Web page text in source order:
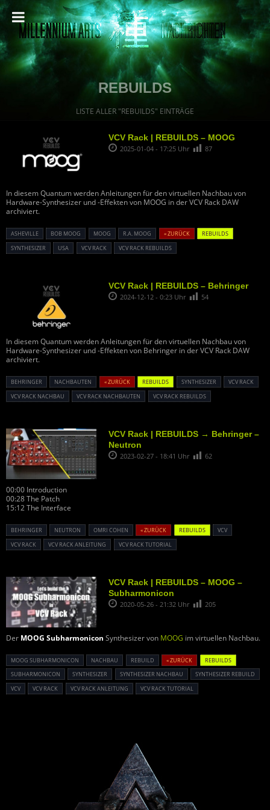
REBUILDS
LISTE ALLER "REBUILDS" EINTRÄGE
VCV Rack | REBUILDS – MOOG
2025-01-04 - 17:25 Uhr 87
In diesem Quantum werden Anleitungen für den virtuellen Nachbau von
Hardware-Synthesizer und -Effekten von MOOG in der VCV Rack DAW
archiviert.
ASHEVILLE BOB MOOG MOOG R.A. MOOG « ZURÜCK
REBUILDS
SYNTHESIZER
USA VCV RACK VCV RACK REBUILDS
VCV Rack | REBUILDS – Behringer
2024-12-12 - 0:23 Uhr 54
In diesem Quantum werden Anleitungen für den virtuellen Nachbau von
Hardware-Synthesizer und -Effekten von Behringer in der VCV Rack DAW
archiviert.
BEHRINGER NACHBAUTEN « ZURÜCK REBUILDS SYNTHESIZER
VCV RACK
VCV RACK NACHBAU
VCV RACK NACHBAUTEN VCV RACK REBUILDS
VCV Rack | REBUILDS → Behringer –
Neutron
2023-02-27 - 18:41 Uhr 62
00:00 Introduction
00:28 The Patch
15:12 The Interface
BEHRINGER NEUTRON OMRI COHEN « ZURÜCK REBUILDS
VCV
VCV RACK
VCV RACK ANLEITUNG VCV RACK TUTORIAL
VCV Rack | REBUILDS – MOOG –
Subharmonicon
2020-05-26 - 21:32 Uhr 205
Der MOOG Subharmonicon Synthesizer von MOOG im virtuellen Nachbau.
MOOG SUBHARMONICON NACHBAU REBUILD « ZURÜCK
REBUILDS
SUBHARMONICON
SYNTHESIZER SYNTHESIZER NACHBAU
SYNTHESIZER REBUILD
VCV
VCV RACK VCV RACK ANLEITUNG VCV RACK TUTORIAL
Powered By :